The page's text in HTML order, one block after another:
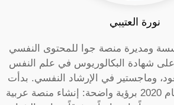
نورة العتيبي
ومديرة منصة جوا للمحتوى النفسي
شهادة البكالوريوس في علم النفس
وماجستير في الإرشاد النفسي. بدأت
رحلتي مع جوا في عام 2020 برؤية واضحة: إنشاء منصة عربية